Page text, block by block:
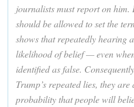
journalists must report on him.
should be allowed to set the
shows that repeatedly hearing
likelihood of belief — even
identified as false.
Trump’s repeated lies, they
probability that people will